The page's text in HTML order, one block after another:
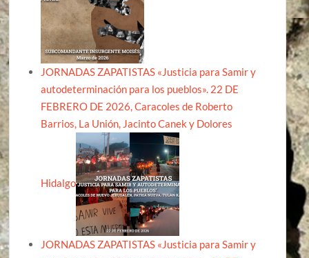
JORNADAS ZAPATISTAS «Justicia para Samir y
autodeterminación para los pueblos». 22 DE
FEBRERO DE 2026, Caracoles de Roberto
Barrios, La Unión, Jacinto Canek y Dolores
Hidalgo
JORNADAS ZAPATISTAS «Justicia para Samir y